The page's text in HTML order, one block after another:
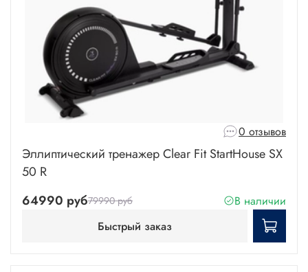
0 отзывов
Эллиптический тренажер Clear Fit StartHouse SX
50 R
64990 руб79990 руб
В наличии
Быстрый заказ